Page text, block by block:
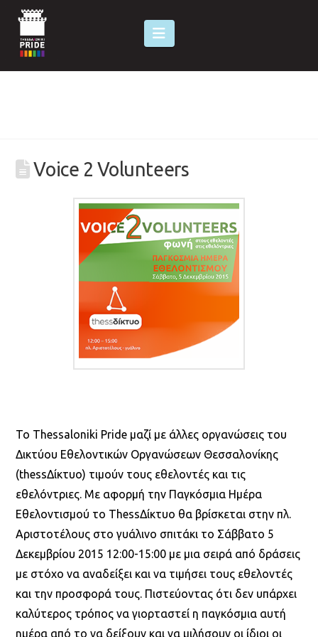
Navigation
Voice 2 Volunteers
To Thessaloniki Pride μαζί με άλλες οργανώσεις του
Δικτύου Εθελοντικών Οργανώσεων Θεσσαλονίκης
(thessΔίκτυο) τιμούν τους εθελοντές και τις
εθελόντριες. Με αφορμή την Παγκόσμια Ημέρα
Εθελοντισμού το ThessΔίκτυο θα βρίσκεται στην πλ.
Αριστοτέλους στο γυάλινο σπιτάκι το Σάββατο 5
Δεκεμβρίου 2015 12:00-15:00 με μια σειρά από δράσεις
με στόχο να αναδείξει και να τιμήσει τους εθελοντές
και την προσφορά τους. Πιστεύοντας ότι δεν υπάρχει
καλύτερος τρόπος να γιορταστεί η παγκόσμια αυτή
ημέρα από το να δείξουν και να μιλήσουν οι ίδιοι οι